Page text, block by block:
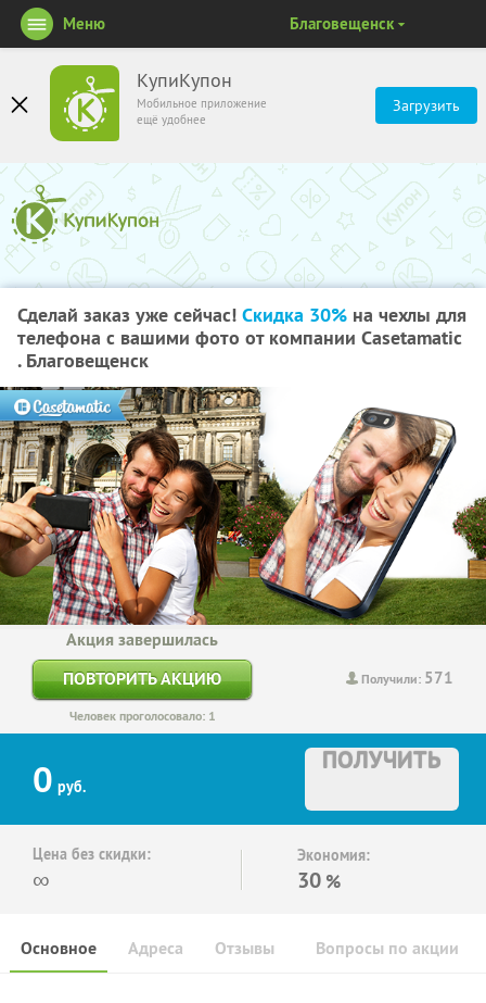
КупиКупон
Мобильное приложение
ещё удобнее
Загрузить
Меню Благовещенск
Сделай заказ уже сейчас! Скидка 30% на чехлы для
телефона с вашими фото от компании Casetamatic
. Благовещенск
Получили: 571
Акция завершилась
ПОВТОРИТЬ АКЦИЮ
Человек проголосовало: 1
0 руб.
ПОЛУЧИТЬ
Цена без скидки:
∞
Экономия:
30 %
Основное Отзывы Вопросы по акции
Адреса